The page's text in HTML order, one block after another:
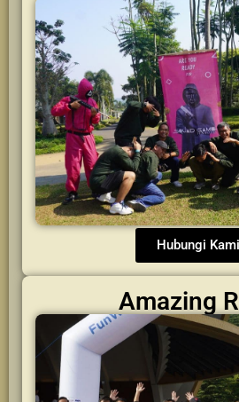
Hubungi Kami
Amazing